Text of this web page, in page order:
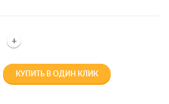
+
КУПИТЬ В ОДИН КЛИК